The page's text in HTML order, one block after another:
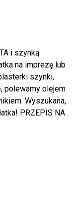
i szynką
na imprezę lub
szynki,
polewamy olejem
Wyszukana,
PRZEPIS NA